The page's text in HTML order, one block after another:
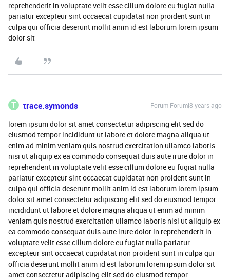
reprehenderit in voluptate velit esse cillum dolore eu fugiat nulla
pariatur excepteur sint occaecat cupidatat non proident sunt in
culpa qui officia deserunt mollit anim id est laborum lorem ipsum
dolor sit
T trace.symonds Forum|Forum|8 years ago
lorem ipsum dolor sit amet consectetur adipiscing elit sed do
eiusmod tempor incididunt ut labore et dolore magna aliqua ut
enim ad minim veniam quis nostrud exercitation ullamco laboris
nisi ut aliquip ex ea commodo consequat duis aute irure dolor in
reprehenderit in voluptate velit esse cillum dolore eu fugiat nulla
pariatur excepteur sint occaecat cupidatat non proident sunt in
culpa qui officia deserunt mollit anim id est laborum lorem ipsum
dolor sit amet consectetur adipiscing elit sed do eiusmod tempor
incididunt ut labore et dolore magna aliqua ut enim ad minim
veniam quis nostrud exercitation ullamco laboris nisi ut aliquip ex
ea commodo consequat duis aute irure dolor in reprehenderit in
voluptate velit esse cillum dolore eu fugiat nulla pariatur
excepteur sint occaecat cupidatat non proident sunt in culpa qui
officia deserunt mollit anim id est laborum lorem ipsum dolor sit
amet consectetur adipiscing elit sed do eiusmod tempor